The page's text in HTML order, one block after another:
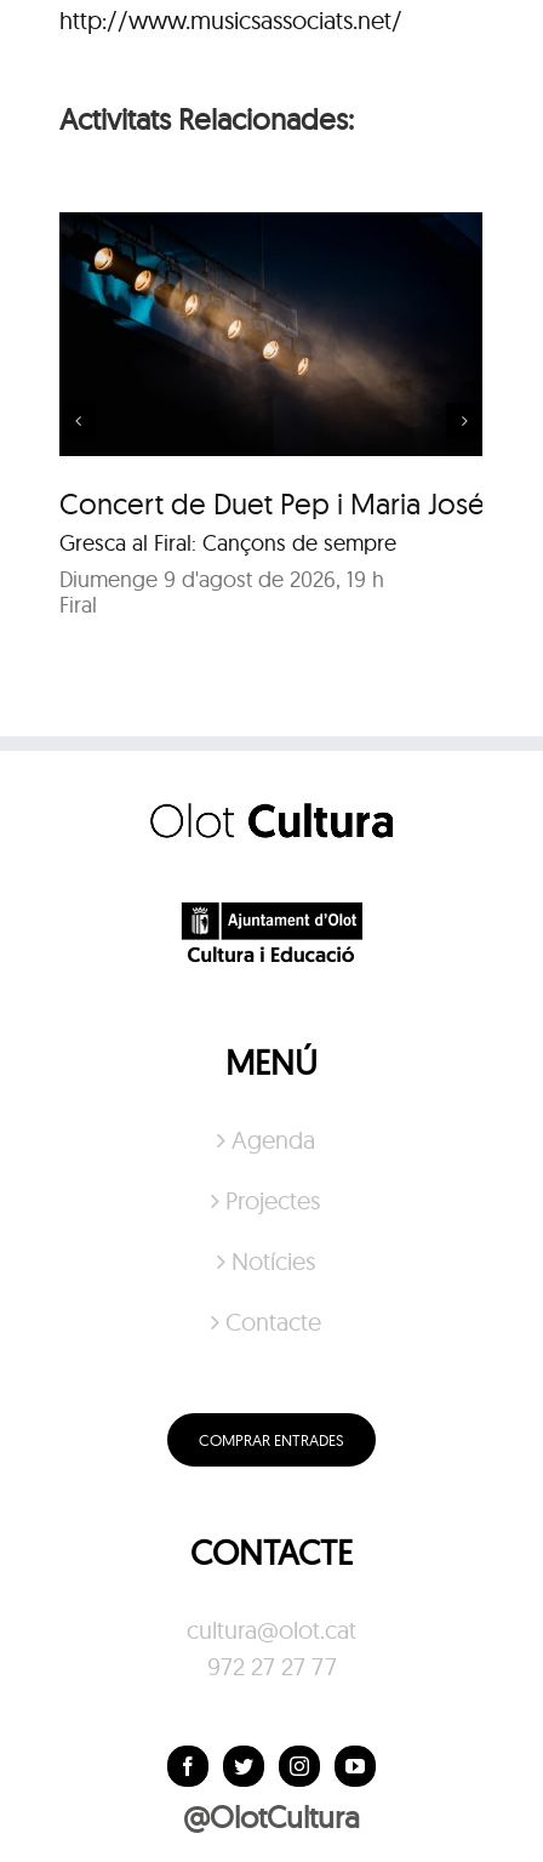
http://www.musicsassociats.net/
Activitats Relacionades:
Concert de Duet Pep i Maria José
Gresca al Firal: Cançons de sempre
Diumenge 9 d'agost de 2026, 19 h
Firal
Música al Parc: Liza
Wuyts & Bech
MENÚ
Agenda
Projectes
Notícies
Contacte
COMPRAR ENTRADES
CONTACTE
cultura@olot.cat
972 27 27 77
@OlotCultura